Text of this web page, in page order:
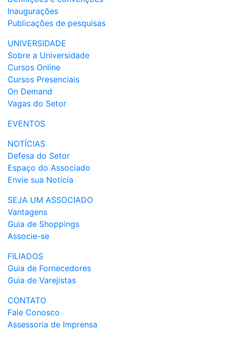
Inaugurações
Publicações de pesquisas
UNIVERSIDADE
Sobre a Universidade
Cursos Online
Cursos Presenciais
On Demand
Vagas do Setor
EVENTOS
NOTÍCIAS
Defesa do Setor
Espaço do Associado
Envie sua Notícia
SEJA UM ASSOCIADO
Vantagens
Guia de Shoppings
Associe-se
FILIADOS
Guia de Fornecedores
Guia de Varejistas
CONTATO
Fale Conosco
Assessoria de Imprensa